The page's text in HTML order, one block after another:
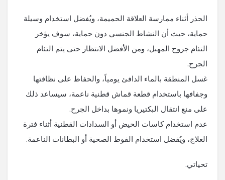
الحذر أثناء ممارسة العلاقة الحميمة، ويُفضل استخدام وسيلة
حماية، حيث أن النشاط الجنسي دون حماية، سوف يؤخر
التئام جروح المهبل، ومن الأفضل الانتظار حتى يتم التئام
الجرح.
غسل المنطقة بالماء الدافئ يومياً، والحفاظ على نظافتها
وجفافها باستخدام قطعة قماش قطنية ناعمة، سيساعد ذلك
على منع انتقال البكتيريا ونموها بداخل الجرح.
عدم استخدام كاسات الحيض أو السدادات القطنية أثناء فترة
العلاج، ويُفضل استخدام الفوط الصحية أو البطانات الناعمة.
تحياتي.